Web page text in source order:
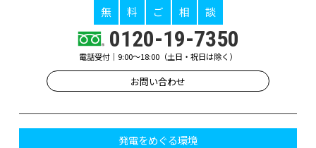
無 料 ご 相 談
0120-19-7350
電話受付｜9:00～18:00（土日・祝日は除く）
お問い合わせ
発電をめぐる環境